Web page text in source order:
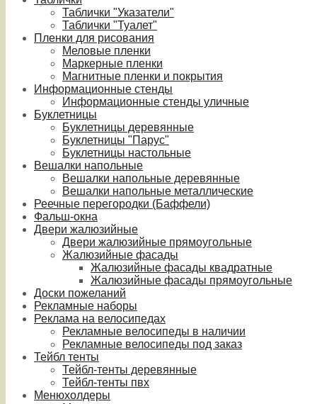
Таблички "Указатели"
Таблички "Туалет"
Пленки для рисования
Меловые пленки
Маркерные пленки
Магнитные пленки и покрытия
Информационные стенды
Информационные стенды уличные
Буклетницы
Буклетницы деревянные
Буклетницы "Парус"
Буклетницы настольные
Вешалки напольные
Вешалки напольные деревянные
Вешалки напольные металлические
Реечные перегородки (Баффели)
Фальш-окна
Двери жалюзийные
Двери жалюзийные прямоугольные
Жалюзийные фасады
Жалюзийные фасады квадратные
Жалюзийные фасады прямоугольные
Доски пожеланий
Рекламные наборы
Реклама на велосипедах
Рекламные велосипеды в наличии
Рекламные велосипеды под заказ
Тейбл тенты
Тейбл-тенты деревянные
Тейбл-тенты пвх
Менюхолдеры